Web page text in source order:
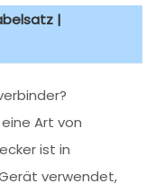
|
Art von
ist in
verwendet,